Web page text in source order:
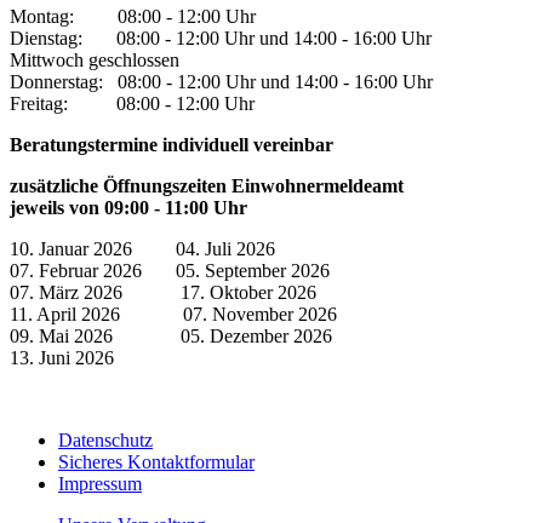
Montag: 08:00 - 12:00 Uhr
Dienstag: 08:00 - 12:00 Uhr und 14:00 - 16:00 Uhr
Mittwoch geschlossen
Donnerstag: 08:00 - 12:00 Uhr und 14:00 - 16:00 Uhr
Freitag: 08:00 - 12:00 Uhr
Beratungstermine individuell vereinbar
zusätzliche Öffnungszeiten Einwohnermeldeamt
jeweils von 09:00 - 11:00 Uhr
10. Januar 2026 04. Juli 2026
07. Februar 2026 05. September 2026
07. März 2026 17. Oktober 2026
11. April 2026 07. November 2026
09. Mai 2026 05. Dezember 2026
13. Juni 2026
Datenschutz
Sicheres Kontaktformular
Impressum